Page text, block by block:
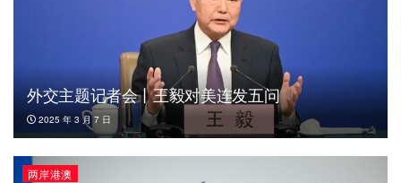
外交主题记者会丨王毅对美连发五问
2025 年 3 月 7 日
两岸港澳